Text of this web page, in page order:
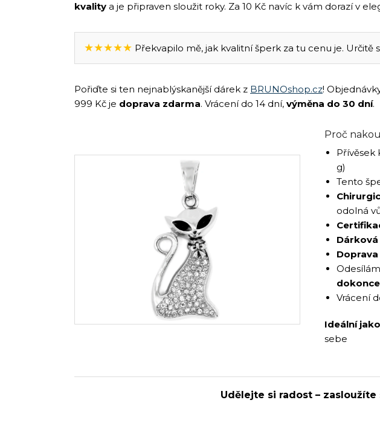
kvality a je připraven sloužit roky. Za 10 Kč navíc k vám dorazí v
★★★★★ Překvapilo mě, jak kvalitní šperk za tu cenu je. Určitě
Pořiďte si ten nejnablýskanější dárek z BRUNOshop.cz!
999 Kč je doprava zdarma. Vrácení do 14 dní, výměna do 30 dní.
Proč
Přívěsek
g)
Tento
odolná
Vrácení
Ideální
sebe
Udělejte si radost – zasloužíte